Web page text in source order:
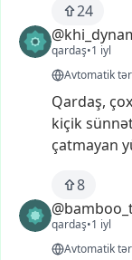
24
qardaş•1 iyl
Avtomatik
Qardaş, çox
kiçik
çatmayan
8
qardaş•1 iyl
Avtomatik